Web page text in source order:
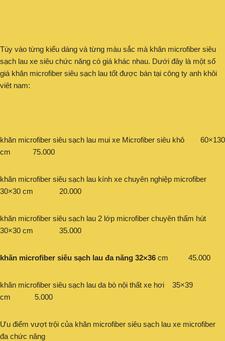
Tùy vào từng kiểu dáng và từng màu sắc mà khăn microfiber siêu
sạch lau xe siêu chức năng có giá khác nhau. Dưới đây là một số
giá khăn microfiber siêu sạch lau tốt được bán tại công ty anh khôi
viêt nam:
khăn microfiber siêu sạch lau mui xe Microfiber siêu khô 60×130
cm 75.000
khăn microfiber siêu sạch lau kính xe chuyên nghiệp microfiber
30×30 cm 20.000
khăn microfiber siêu sạch lau 2 lớp microfiber chuyên thấm hút
30×30 cm 35.000
khăn microfiber siêu sạch lau đa năng 32×36 cm 45.000
khăn microfiber siêu sạch lau da bò nội thất xe hơi 35×39
cm 5.000
Ưu điểm vượt trội của khăn microfiber siêu sạch lau xe microfiber
đa chức năng